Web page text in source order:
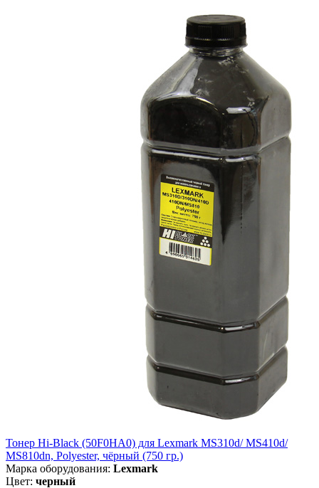
Тонер Hi-Black (50F0HA0) для Lexmark MS310d/ MS410d/
MS810dn, Polyester, чёрный (750 гр.)
Марка оборудования: Lexmark
Цвет: черный